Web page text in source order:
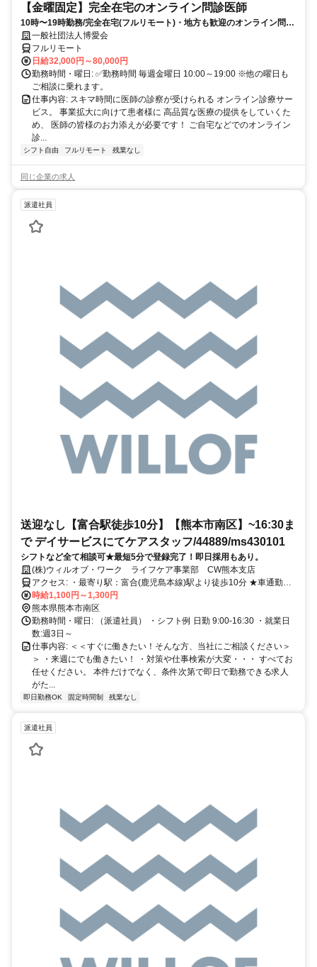
【金曜固定】完全在宅のオンライン問診医師
10時〜19時勤務/完全在宅(フルリモート)・地方も歓迎のオンライン問診
業務一般社団法人博愛会
フルリモート
日給32,000円～80,000円
勤務時間・曜日: ✅勤務時間 毎週金曜日 10:00～19:00 ※他の曜日も
ご相談に乗れます。
仕事内容: スキマ時間に医師の診察が受けられる オンライン診療サー
ビス。 事業拡大に向けて患者様に 高品質な医療の提供をしていくた
め、 医師の皆様のお力添えが必要です！ ご自宅などでのオンライン
診...
シフト自由 フルリモート 残業なし
同じ企業の求人
派遣社員
送迎なし【富合駅徒歩10分】【熊本市南区】~16:30ま
で デイサービスにてケアスタッフ/44889/ms430101
シフトなど全て相談可★最短5分で登録完了！即日採用もあり。
(株)ウィルオブ・ワーク ライフケア事業部 CW熊本支店
アクセス: ・最寄り駅：富合(鹿児島本線)駅より徒歩10分 ★車通勤可
能です！
時給1,100円～1,300円
熊本県熊本市南区
勤務時間・曜日: （派遣社員） ・シフト例 日勤 9:00-16:30 ・就業日
数:週3日～
仕事内容: ＜＜すぐに働きたい！そんな方、当社にご相談ください＞
＞ ・来週にでも働きたい！ ・対策や仕事検索が大変・・・ すべてお
任せください。 本件だけでなく、条件次第で即日で勤務できる求人
がた...
即日勤務OK 固定時間制 残業なし
派遣社員